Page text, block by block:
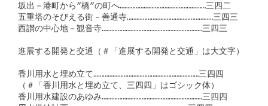
坂出－港町から”橋”の町へ………………………………………………三四二
五重塔のそびえる街－善通寺………………………………………………三四三
西讃の中心地－観音寺………………………………………………………三四三
進展する開発と交通（＃「進展する開発と交通」は大文字）
香川用水と埋め立て…………………………………………………………三四四
（＃「香川用水と埋め立て、三四四」はゴシック体）
香川用水建設のあゆみ………………………………………………………三四四